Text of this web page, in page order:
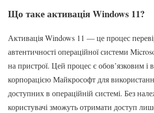
Що таке активація Windows 11?
Активація Windows 11 — це процес
автентичності операційної системи
на пристрої. Цей процес є обов’язковим і
корпорацією Майкрософт для
доступних в операційній системі. Без
користувачі зможуть отримати доступ